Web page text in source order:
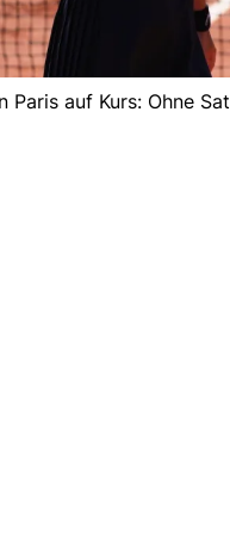
Paris auf Kurs: Ohne